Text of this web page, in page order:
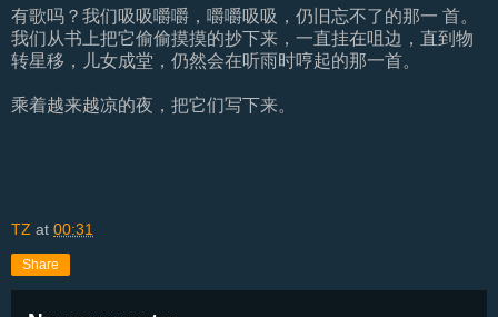
有歌吗？我们吸吸嚼嚼，嚼嚼吸吸，仍旧忘不了的那一 首。
我们从书上把它偷偷摸摸的抄下来，一直挂在咀边，直到物
转星移，儿女成堂，仍然会在听雨时哼起的那一首。
乘着越来越凉的夜，把它们写下来。
TZ at 00:31
Share